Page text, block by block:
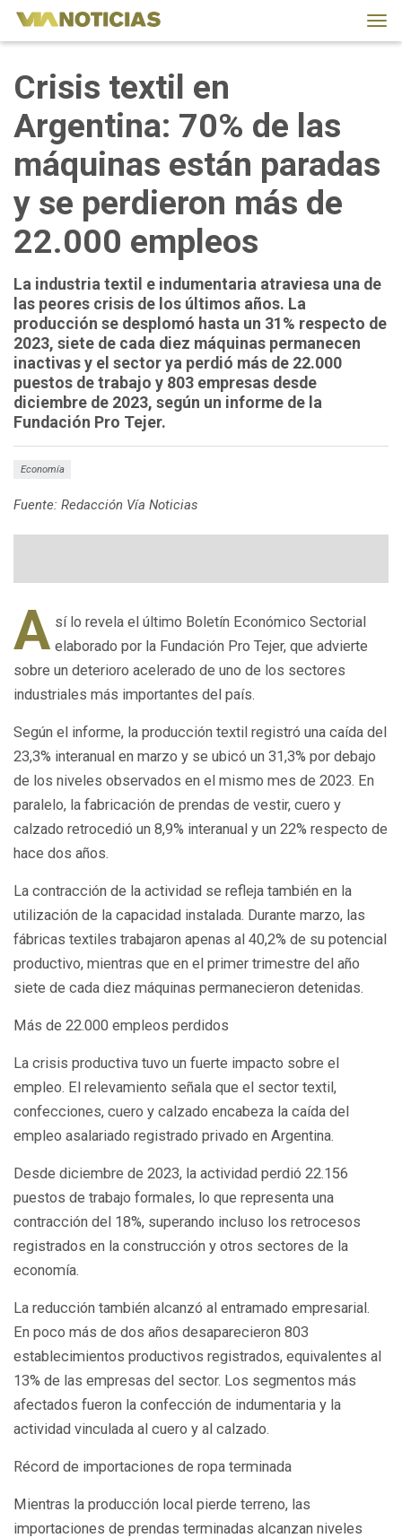
Crisis textil en
Argentina: 70% de las
máquinas están paradas
y se perdieron más de
22.000 empleos
La industria textil e indumentaria atraviesa una de
las peores crisis de los últimos años. La
producción se desplomó hasta un 31% respecto de
2023, siete de cada diez máquinas permanecen
inactivas y el sector ya perdió más de 22.000
puestos de trabajo y 803 empresas desde
diciembre de 2023, según un informe de la
Fundación Pro Tejer.
Economía
Fuente: Redacción Vía Noticias
A sí lo revela el último Boletín Económico Sectorial
elaborado por la Fundación Pro Tejer, que advierte
sobre un deterioro acelerado de uno de los sectores
industriales más importantes del país.
Según el informe, la producción textil registró una caída del
23,3% interanual en marzo y se ubicó un 31,3% por debajo
de los niveles observados en el mismo mes de 2023. En
paralelo, la fabricación de prendas de vestir, cuero y
calzado retrocedió un 8,9% interanual y un 22% respecto de
hace dos años.
La contracción de la actividad se refleja también en la
utilización de la capacidad instalada. Durante marzo, las
fábricas textiles trabajaron apenas al 40,2% de su potencial
productivo, mientras que en el primer trimestre del año
siete de cada diez máquinas permanecieron detenidas.
Más de 22.000 empleos perdidos
La crisis productiva tuvo un fuerte impacto sobre el
empleo. El relevamiento señala que el sector textil,
confecciones, cuero y calzado encabeza la caída del
empleo asalariado registrado privado en Argentina.
Desde diciembre de 2023, la actividad perdió 22.156
puestos de trabajo formales, lo que representa una
contracción del 18%, superando incluso los retrocesos
registrados en la construcción y otros sectores de la
economía.
La reducción también alcanzó al entramado empresarial.
En poco más de dos años desaparecieron 803
establecimientos productivos registrados, equivalentes al
13% de las empresas del sector. Los segmentos más
afectados fueron la confección de indumentaria y la
actividad vinculada al cuero y al calzado.
Récord de importaciones de ropa terminada
Mientras la producción local pierde terreno, las
importaciones de prendas terminadas alcanzan niveles